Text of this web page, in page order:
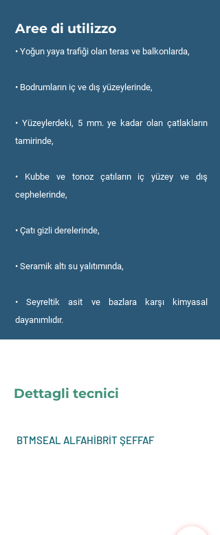
Aree di utilizzo
• Yoğun yaya trafiği olan teras ve balkonlarda,
• Bodrumların iç ve dış yüzeylerinde,
• Yüzeylerdeki, 5 mm. ye kadar olan çatlakların
tamirinde,
• Kubbe ve tonoz çatıların iç yüzey ve dış
cephelerinde,
• Çatı gizli derelerinde,
• Seramik altı su yalıtımında,
• Seyreltik asit ve bazlara karşı kimyasal
dayanımlıdır.
Dettagli tecnici
BTMSEAL ALFAHİBRİT ŞEFFAF